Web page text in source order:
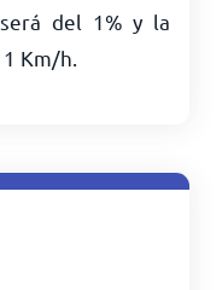
del 1% y la
1 Km/h